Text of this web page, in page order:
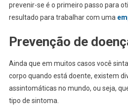
prevenir-se é o primeiro passo para
resultado para trabalhar com uma
Prevenção de
Ainda que em muitos casos você
corpo quando está doente, existem
assintomáticas no mundo, ou seja,
tipo de sintoma.